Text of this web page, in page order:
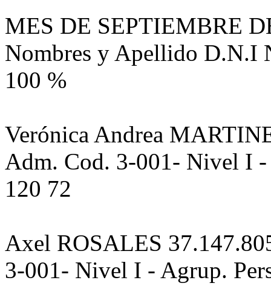
MES DE SEPTIEMBRE
Nombres y Apellido D.N.I
100 %
Verónica Andrea
Adm. Cod. 3-001- Nivel I -
120 72
Axel ROSALES
3-001- Nivel I - Agrup.